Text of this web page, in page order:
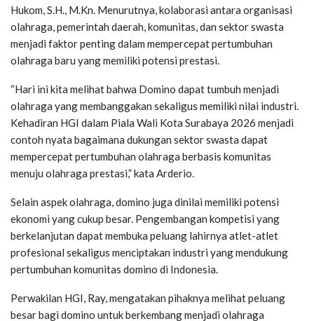
Hukom, S.H., M.Kn. Menurutnya, kolaborasi antara organisasi
olahraga, pemerintah daerah, komunitas, dan sektor swasta
menjadi faktor penting dalam mempercepat pertumbuhan
olahraga baru yang memiliki potensi prestasi.
“Hari ini kita melihat bahwa Domino dapat tumbuh menjadi
olahraga yang membanggakan sekaligus memiliki nilai industri.
Kehadiran HGI dalam Piala Wali Kota Surabaya 2026 menjadi
contoh nyata bagaimana dukungan sektor swasta dapat
mempercepat pertumbuhan olahraga berbasis komunitas
menuju olahraga prestasi,” kata Arderio.
Selain aspek olahraga, domino juga dinilai memiliki potensi
ekonomi yang cukup besar. Pengembangan kompetisi yang
berkelanjutan dapat membuka peluang lahirnya atlet-atlet
profesional sekaligus menciptakan industri yang mendukung
pertumbuhan komunitas domino di Indonesia.
Perwakilan HGI, Ray, mengatakan pihaknya melihat peluang
besar bagi domino untuk berkembang menjadi olahraga